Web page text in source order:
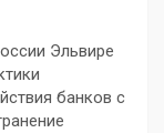
Эльвире
банков с